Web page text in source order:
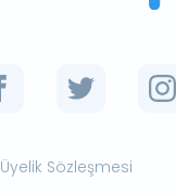
Üyelik Sözleşmesi